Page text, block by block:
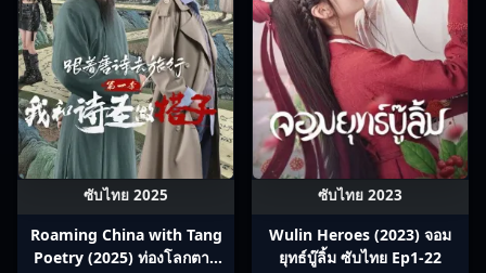
ซับไทย 2025
Roaming China with Tang
Poetry (2025) ท่องโลกตาม
ซับไทย 2023
Wulin Heroes (2023) จอม
ยุทธ์บู๊ลิ้ม ซับไทย Ep1-22